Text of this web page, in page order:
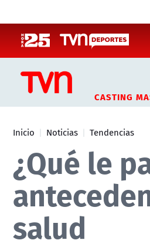
CASTING
Inicio Noticias Tendencias
¿Qué le
salud